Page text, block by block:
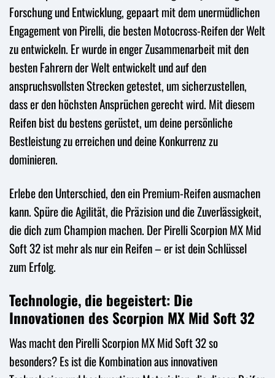
Forschung und Entwicklung, gepaart mit dem unermüdlichen
Engagement von Pirelli, die besten Motocross-Reifen der Welt
zu entwickeln. Er wurde in enger Zusammenarbeit mit den
besten Fahrern der Welt entwickelt und auf den
anspruchsvollsten Strecken getestet, um sicherzustellen,
dass er den höchsten Ansprüchen gerecht wird. Mit diesem
Reifen bist du bestens gerüstet, um deine persönliche
Bestleistung zu erreichen und deine Konkurrenz zu
dominieren.
Erlebe den Unterschied, den ein Premium-Reifen ausmachen
kann. Spüre die Agilität, die Präzision und die Zuverlässigkeit,
die dich zum Champion machen. Der Pirelli Scorpion MX Mid
Soft 32 ist mehr als nur ein Reifen – er ist dein Schlüssel
zum Erfolg.
Technologie, die begeistert: Die
Innovationen des Scorpion MX Mid Soft 32
Was macht den Pirelli Scorpion MX Mid Soft 32 so
besonders? Es ist die Kombination aus innovativen